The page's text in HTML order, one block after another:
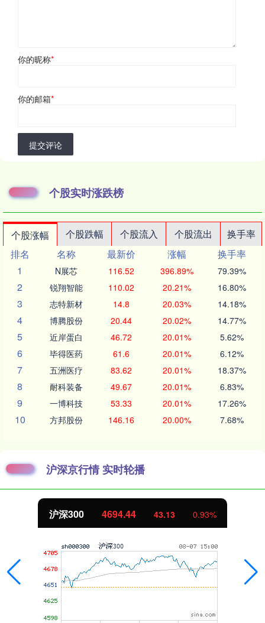
你的昵称*
你的邮箱*
提交评论
个股实时涨跌榜
个股涨幅 个股跌幅 个股流入 个股流出
换手率
排名
名称 最新价 涨幅
换手率
1
N展芯 116.52 396.89% 79.39%
2 锐翔智能 110.02 20.21% 16.80%
3 志特新材 14.8 20.03% 14.18%
4 博腾股份 20.44 20.02% 14.77%
5 近岸蛋白 46.72 20.01% 5.62%
6 毕得医药 61.6 20.01% 6.12%
7 五洲医疗 83.62 20.01% 18.37%
8 耐科装备 49.67 20.01% 6.83%
9 一博科技 53.33 20.01% 17.26%
10 方邦股份 146.16 20.00% 7.68%
沪深京行情 实时轮播
北证50 1134.24 11.37 1.01%